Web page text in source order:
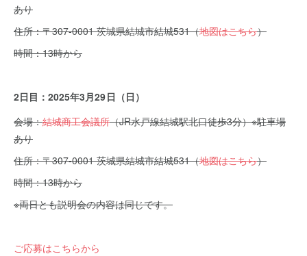
あり
住所：〒307-0001 茨城県結城市結城531（地図はこちら）
時間：13時から
2日目：2025年3月29日（日）
会場：結城商工会議所（JR水戸線結城駅北口徒歩3分）※駐車場
あり
住所：〒307-0001 茨城県結城市結城531（地図はこちら）
時間：13時から
※両日とも説明会の内容は同じです。
ご応募はこちらから